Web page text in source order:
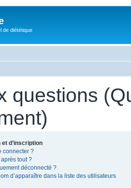
de diététique
questions
d’inscription
connecter ?
tout ?
déconnecté ?
d’apparaître dans la liste des utilisateurs